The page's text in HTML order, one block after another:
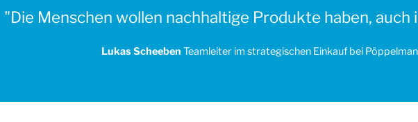
"Die Menschen wollen nachhaltige Produkte haben, auch
Lukas Scheeben Teamleiter im strategischen Einkauf bei